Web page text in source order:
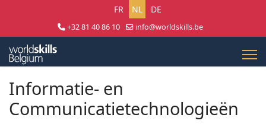
Selecteer uw taal
FR NL DE
+32 81 40 86 10
info@worldskills.be
Informatie- en
Communicatietechnologieën